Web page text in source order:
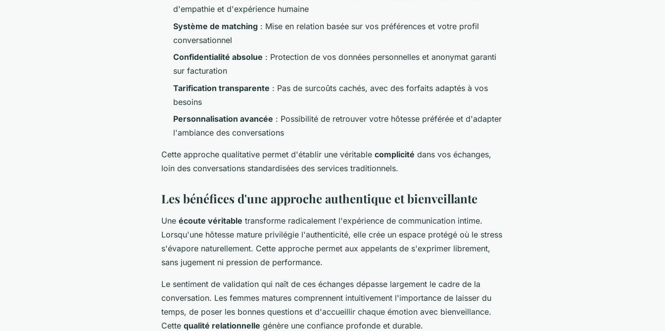
d'empathie et d'expérience humaine
Système de matching : Mise en relation basée sur vos préférences et votre profil
conversationnel
Confidentialité absolue : Protection de vos données personnelles et anonymat garanti
sur facturation
Tarification transparente : Pas de surcoûts cachés, avec des forfaits adaptés à vos
besoins
Personnalisation avancée : Possibilité de retrouver votre hôtesse préférée et d'adapter
l'ambiance des conversations
Cette approche qualitative permet d'établir une véritable complicité dans vos échanges,
loin des conversations standardisées des services traditionnels.
Les bénéfices d'une approche authentique et bienveillante
Une écoute véritable transforme radicalement l'expérience de communication intime.
Lorsqu'une hôtesse mature privilégie l'authenticité, elle crée un espace protégé où le stress
s'évapore naturellement. Cette approche permet aux appelants de s'exprimer librement,
sans jugement ni pression de performance.
Le sentiment de validation qui naît de ces échanges dépasse largement le cadre de la
conversation. Les femmes matures comprennent intuitivement l'importance de laisser du
temps, de poser les bonnes questions et d'accueillir chaque émotion avec bienveillance.
Cette qualité relationnelle génère une confiance profonde et durable.